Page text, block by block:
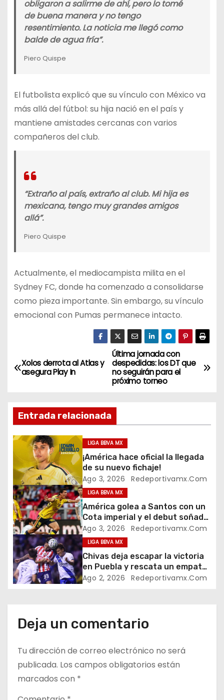
obligaron a salirme de ahí, pero lo tomé
de buena manera y no tengo
resentimiento. La noticia me llegó como
balde de agua fría”.
Piero Quispe
El futbolista explicó que su vínculo con México va
más allá del fútbol: su hija nació en el país y
mantiene amistades cercanas con varios
compañeros del club.
“Extraño al país, extraño al club. Mi hija es
mexicana, tengo muy grandes amigos
allá”.
Piero Quispe
Actualmente, el mediocampista milita en el
Sydney FC, donde ha comenzado a consolidarse
como pieza importante. Sin embargo, su vínculo
emocional con Pumas permanece intacto.
N
e
g
a
c
i
ó
n
d
n
t
r
a
Última jornada con
despedidas: los DT que
no seguirán para el
próximo torneo
Xolos derrota al Atlas y
asegura Play In
Entrada relacionada
LIGA BBVA MX
¡América hace oficial la llegada
de su nuevo fichaje!
Ago 3, 2026 Redeportivamx.com
LIGA BBVA MX
América golea a Santos con un
Cota imperial y el debut soñado
de su cantera
Ago 3, 2026 Redeportivamx.com
LIGA BBVA MX
Chivas deja escapar la victoria
en Puebla y rescata un empate
en el Cuauhtémoc
Ago 2, 2026 Redeportivamx.com
Deja un comentario
Tu dirección de correo electrónico no será
publicada. Los campos obligatorios están
marcados con *